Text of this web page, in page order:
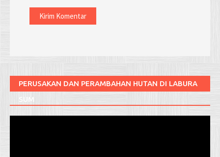
PERUSAKAN DAN PERAMBAHAN HUTAN DI LABURA
SUM